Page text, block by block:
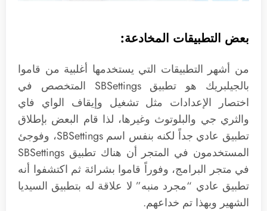
بعض التطبيقات المخادعة:
من أشهر التطبيقات التي يستخدمها أغلبية من قاموا
بالجيلبريك هو تطبيق SBSettings المتخصص في
اختصار الإعدادات مثل تشغيل وإيقاف الواي فاي
والثري جي والبلوتوث وغيرها، لذا قام البعض بإطلاق
تطبيق عادي جداً لكنه بنفس اسم SBSettings، وفوجئ
المستخدمون في المتجر أن هناك تطبيق SBSettings
في متجر البرامج، وفوراً قاموا بشرائة ثم اكتشفوا أنه
تطبيق عادي “مجرد منبه” لا علاقة له بتطبيق السيديا
الشهير وبهذا تم خداعهم.